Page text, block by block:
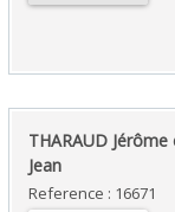
‎THARAUD Jérôme
Jean‎
Reference : 16671